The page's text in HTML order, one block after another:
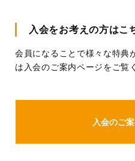
入会をお考えの方はこ
会員になることで様々な特典
は入会のご案内ページをご覧
入会のご